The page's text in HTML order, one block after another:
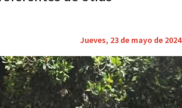
Jueves, 23 de mayo de